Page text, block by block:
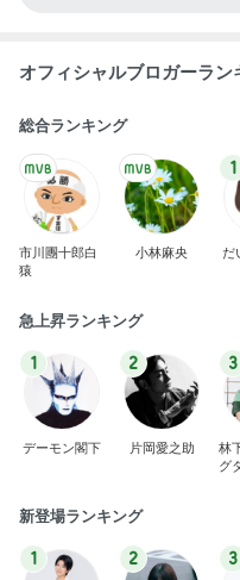
オフィシャルブロガーラン
総合ランキング
市川團十郎白
猿
小林麻央
1
だ
急上昇ランキング
1
デーモン閣下
2
片岡愛之助
3
林
グ
新登場ランキング
1 2 3